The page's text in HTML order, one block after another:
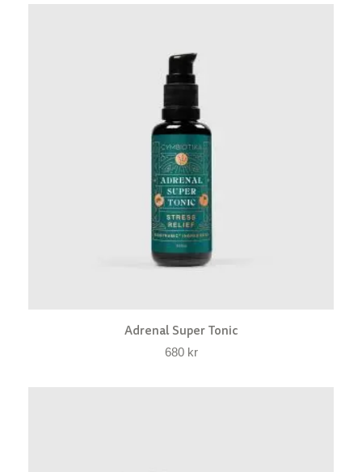
Adrenal Super Tonic
680 kr